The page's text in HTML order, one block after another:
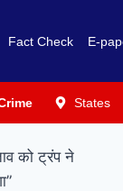
Fact Check E-
PoliticsStates
को ट्रंप ने